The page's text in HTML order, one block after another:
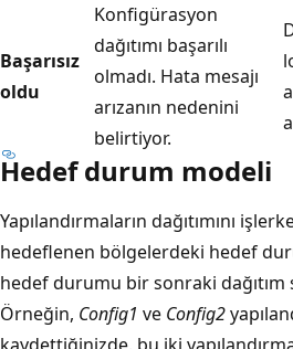
Başarısız
oldu
Konfigürasyon
dağıtımı başarılı
olmadı. Hata mesajı
arızanın nedenini
belirtiyor.
Hedef durum modeli
Yapılandırmaların dağıtımını
hedeflenen bölgelerdeki hedef
hedef durumu bir sonraki dağıtım
Örneğin, Config1 ve Config2